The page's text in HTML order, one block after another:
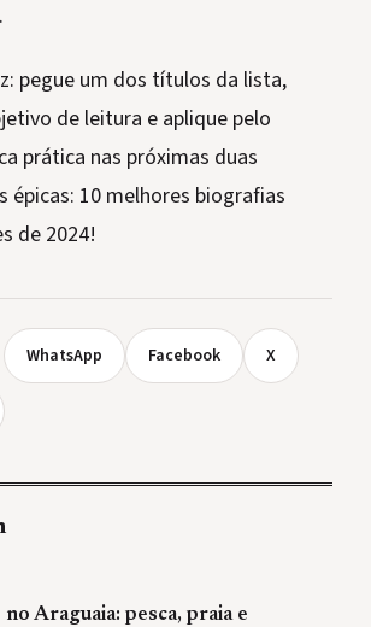
pegue um dos títulos da lista,
de leitura e aplique pelo
prática nas próximas duas
épicas: 10 melhores biografias
de 2024!
WhatsApp Facebook X
Araguaia: pesca, praia e